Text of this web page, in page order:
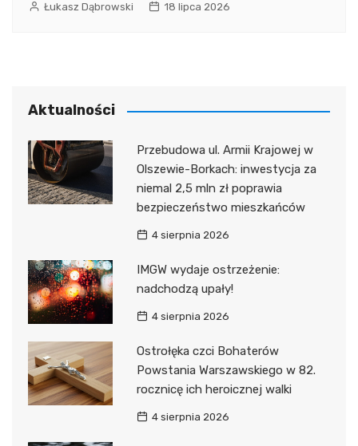
Łukasz Dąbrowski 18 lipca 2026
Aktualności
Przebudowa ul. Armii Krajowej w
Olszewie-Borkach: inwestycja za
niemal 2,5 mln zł poprawia
bezpieczeństwo mieszkańców
4 sierpnia 2026
IMGW wydaje ostrzeżenie:
nadchodzą upały!
4 sierpnia 2026
Ostrołęka czci Bohaterów
Powstania Warszawskiego w 82.
rocznicę ich heroicznej walki
4 sierpnia 2026